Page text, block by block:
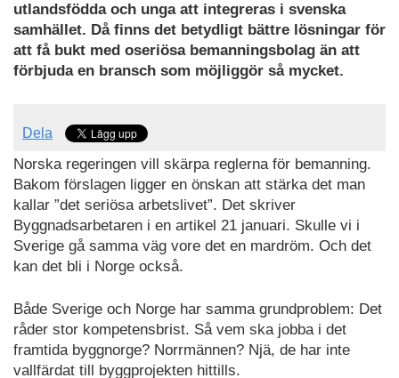
utlandsfödda och unga att integreras i svenska
samhället. Då finns det betydligt bättre lösningar för
att få bukt med oseriösa bemanningsbolag än att
förbjuda en bransch som möjliggör så mycket.
Dela
Norska regeringen vill skärpa reglerna för bemanning.
Bakom förslagen ligger en önskan att stärka det man
kallar ”det seriösa arbetslivet”. Det skriver
Byggnadsarbetaren i en artikel 21 januari. Skulle vi i
Sverige gå samma väg vore det en mardröm. Och det
kan det bli i Norge också.
Både Sverige och Norge har samma grundproblem: Det
råder stor kompetensbrist. Så vem ska jobba i det
framtida byggnorge? Norrmännen? Njä, de har inte
vallfärdat till byggprojekten hittills.